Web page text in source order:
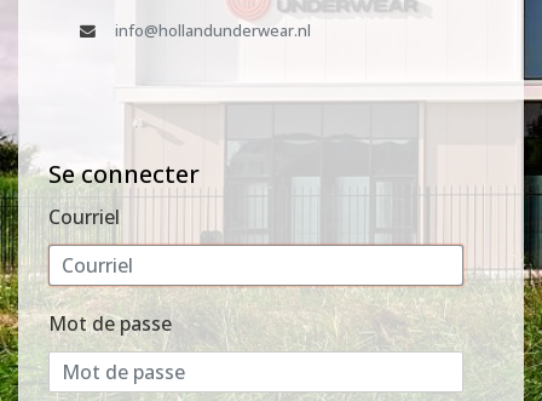
info@hollandunderwear.nl
Se connecter
Courriel
Mot de passe